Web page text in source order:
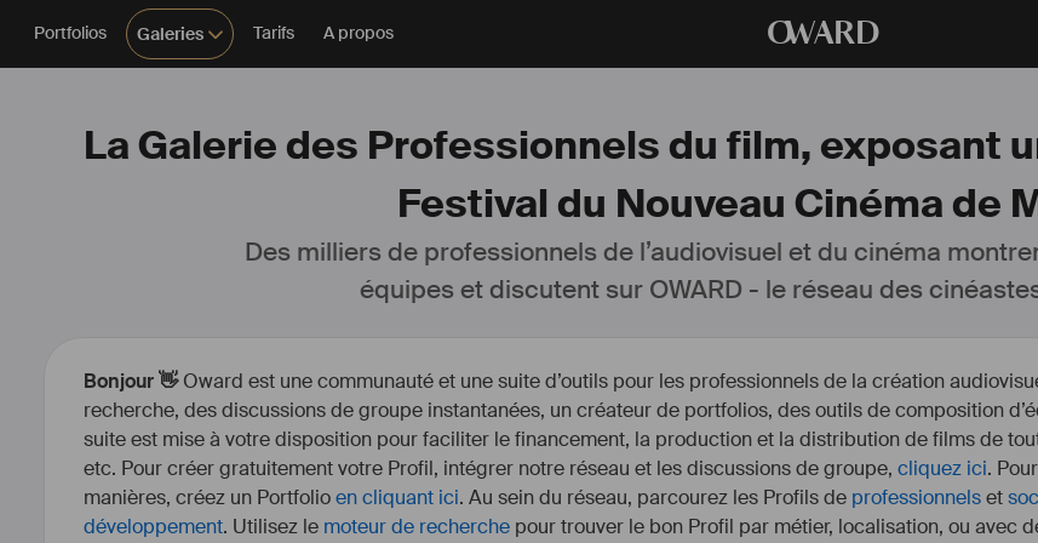
Portfolios Galeries Tarifs A propos OWARD
La Galerie des Professionnels du film, exposant
Festival du Nouveau Cinéma de
Des milliers de professionnels de l’audiovisuel et du cinéma
équipes et discutent sur OWARD - le réseau des
Bonjour 👋Oward est une communauté et une suite d’outils pour les professionnels de la création
recherche, des discussions de groupe instantanées, un créateur de portfolios, des outils de composition
suite est mise à votre disposition pour faciliter le financement, la production et la distribution de films de
etc. Pour créer gratuitement votre Profil, intégrer notre réseau et les discussions de groupe, cliquez ici.
manières, créez un Portfolioen cliquant ici. Au sein du réseau, parcourez les Profils de professionnelset
développement. Utilisez le moteur de recherche pour trouver le bon Profil par métier, localisation, ou avec